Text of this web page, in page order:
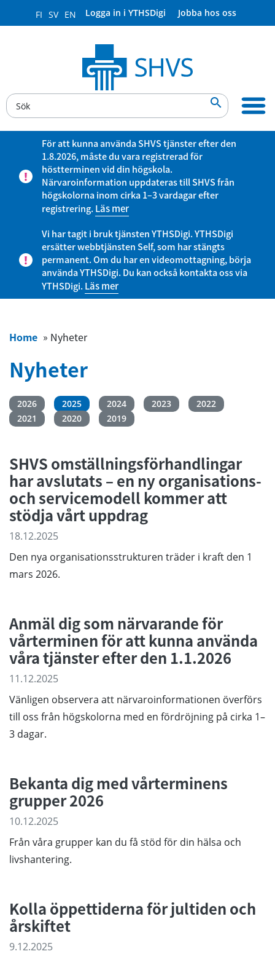
FI SV EN Logga in i YTHSDigi Jobba hos oss

För att kunna använda SHVS tjänster efter den
1.8.2026, måste du vara registrerad för
höstterminen vid din högskola.
Närvaroinformation uppdateras till SHVS från
högskolorna inom cirka 1–3 vardagar efter
registrering.Läs mer
Vi har tagit i bruk tjänsten YTHSDigi. YTHSDigi
ersätter webbtjänsten Self, som har stängts
permanent. Om du har en videomottagning, börja
använda YTHSDigi. Du kan också kontakta oss via
YTHSDigi.Läs mer
Home » Nyheter
Nyheter
2026 2025 2024 2023
2022
2021
2020 2019
SHVS omställningsförhandlingar
har avslutats – en ny organisations-
och servicemodell kommer att
stödja vårt uppdrag
18.12.2025
Den nya organisationsstrukturen träder i kraft den 1
mars 2026.
Anmäl dig som närvarande för
vårterminen för att kunna använda
våra tjänster efter den 1.1.2026
11.12.2025
Vänligen observera att närvaroinformationen överförs
till oss från högskolorna med en fördröjning på cirka 1–
3 dagar.
Bekanta dig med vårterminens
grupper 2026
10.12.2025
Från våra grupper kan du få stöd för din hälsa och
livshantering.
Kolla öppettiderna för jultiden och
årskiftet
9.12.2025